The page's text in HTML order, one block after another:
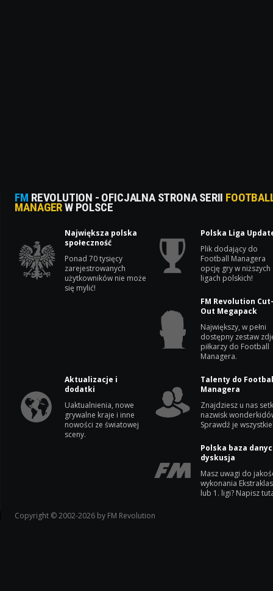
FM REVOLUTION - OFICJALNA STRONA SERII
MANAGERW POLSCE
Największa polska
społeczność
Ponad 70 tysięcy
zarejestrowanych
użytkowników nie może
się mylić!
Polska Liga
Plik dodający do
Football Managera
opcję gry w niższych
ligach polskich!
FM Revolution
Out Megapack
Największy, w pełni
dostępny zestaw
piłkarzy do Football
Managera.
Aktualizacje i
dodatki
Uaktualnienia, nowe
grywalne kraje i inne
nowości ze światowej
sceny.
Talenty do
Managera
Znajdziesz u nas
nazwisk
Sprawdź je
Polska baza
dyskusja
Masz uwagi do
wykonania
lub 1. ligi? Napisz
Copyright © 2002-2026 by FM Revolution